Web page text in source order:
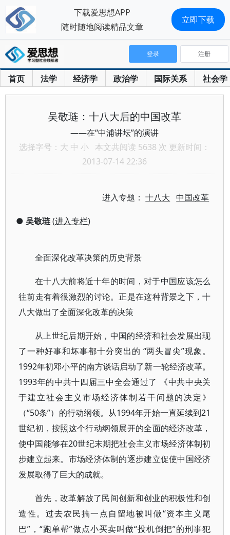
首页 法学 经济学 政治学 国际关系 社会学
登录 注册
吴敬琏：十八大后的中国改革
——在“中浦讲坛”的演讲
选择字号： 大 中 小 本文共阅读 5638 次 更新时间：
2013-07-14 22:36
进入专题：十八大 中国改革
● 吴敬琏(进入专栏)
全面深化改革决策的历史背景
在十八大前将近十年的时间，对于中国应该怎么
往前走有着很激烈的讨论。正是在这种背景之下，十
八大做出了全面深化改革的决策
从上世纪后期开始，中国的经济和社会发展出现
了一种好事和坏事都十分突出的 “两头冒尖”现象。
1992年初邓小平的南方谈话启动了新一轮经济改革。
1993年的中共十四届三中全会通过了 《中共中央关
于建立社会主义市场经济体制若干问题的决定》
（“50条”）的行动纲领。从1994年开始一直延续到21
世纪初，按照这个行动纲领展开的全面的经济改革，
使中国能够在20世纪末期把社会主义市场经济体制初
步建立起来。市场经济体制的逐步建立促使中国经济
发展取得了巨大的成就。
首先，改革解放了民间创新和创业的积极性和创
造性。过去农民搞一点自留地被叫做“资本主义尾
巴”，“跑单帮”做点小买卖叫做“投机倒把”的刑事犯
下载爱思想APP
随时随地阅读精品文章
立即下载